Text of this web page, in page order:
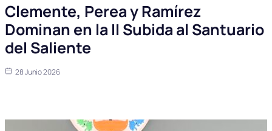
Clemente, Perea y Ramírez
Dominan en la II Subida al Santuario
del Saliente
28 Junio 2026